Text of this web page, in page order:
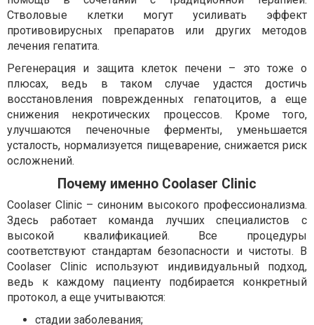
Стволовые клетки могут усиливать эффект
противовирусных препаратов или других методов
лечения гепатита.
Регенерация и защита клеток печени – это тоже о
плюсах, ведь в таком случае удастся достичь
восстановления поврежденных гепатоцитов, а еще
снижения некротических процессов. Кроме того,
улучшаются печеночные ферменты, уменьшается
усталость, нормализуется пищеварение, снижается риск
осложнений.
Почему именно Coolaser Clinic
Coolaser Clinic – синоним высокого профессионализма.
Здесь работает команда лучших специалистов с
высокой квалификацией. Все процедуры
соответствуют стандартам безопасности и чистоты. В
Coolaser Clinic используют индивидуальный подход,
ведь к каждому пациенту подбирается конкретный
протокол, а еще учитываются:
стадии заболевания;